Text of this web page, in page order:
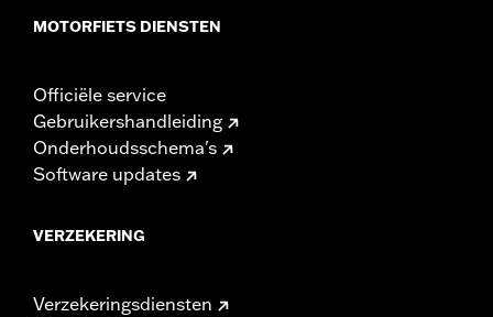
MOTORFIETS DIENSTEN
Officiële service
Gebruikershandleiding
Onderhoudsschema's
Software updates
VERZEKERING
Verzekeringsdiensten